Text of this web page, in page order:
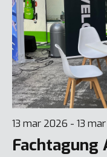
13 mar 2026 - 13
Fachtagung